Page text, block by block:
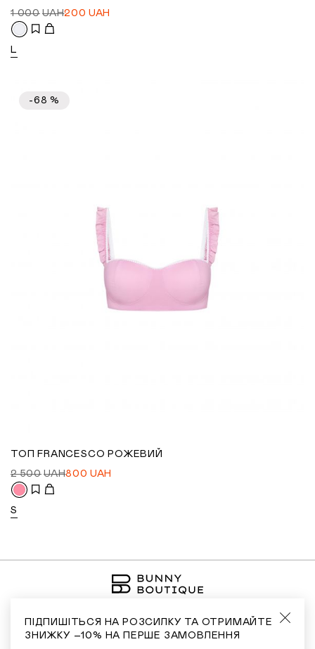
1 000 UAH200 UAH
L
-68 %
ТОП FRANCESCO РОЖЕВИЙ
2 500 UAH800 UAH
S
ПІДПИШІТЬСЯ НА РОЗСИЛКУ ТА ОТРИМАЙТЕ
ЗНИЖКУ –10% НА ПЕРШЕ ЗАМОВЛЕННЯ